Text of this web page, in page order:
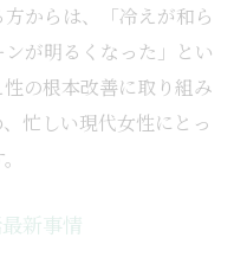
からは、「冷えが和ら
が明るくなった」とい
の根本改善に取り組み
忙しい現代女性にとっ
新事情